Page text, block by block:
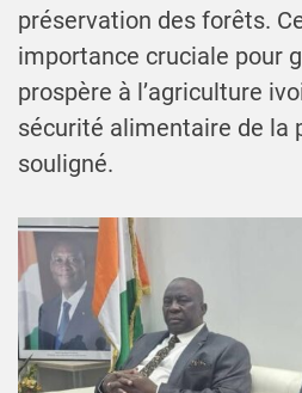
préservation des forêts.
importance cruciale pour
prospère à l’agriculture
sécurité alimentaire de la
souligné.